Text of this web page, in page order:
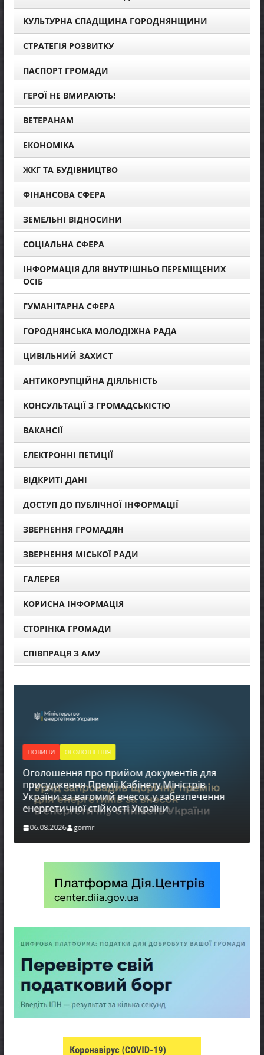
КУЛЬТУРНА СПАДЩИНА ГОРОДНЯНЩИНИ
СТРАТЕГІЯ РОЗВИТКУ
ПАСПОРТ ГРОМАДИ
ГЕРОЇ НЕ ВМИРАЮТЬ!
ВЕТЕРАНАМ
ЕКОНОМІКА
ЖКГ ТА БУДІВНИЦТВО
ФІНАНСОВА СФЕРА
ЗЕМЕЛЬНІ ВІДНОСИНИ
СОЦІАЛЬНА СФЕРА
ІНФОРМАЦІЯ ДЛЯ ВНУТРІШНЬО ПЕРЕМІЩЕНИХ
ОСІБ
ГУМАНІТАРНА СФЕРА
ГОРОДНЯНСЬКА МОЛОДІЖНА РАДА
ЦИВІЛЬНИЙ ЗАХИСТ
АНТИКОРУПЦІЙНА ДІЯЛЬНІСТЬ
КОНСУЛЬТАЦІЇ З ГРОМАДСЬКІСТЮ
ВАКАНСІЇ
ЕЛЕКТРОННІ ПЕТИЦІЇ
ВІДКРИТІ ДАНІ
ДОСТУП ДО ПУБЛІЧНОЇ ІНФОРМАЦІЇ
ЗВЕРНЕННЯ ГРОМАДЯН
ЗВЕРНЕННЯ МІСЬКОЇ РАДИ
ГАЛЕРЕЯ
КОРИСНА ІНФОРМАЦІЯ
СТОРІНКА ГРОМАДИ
СПІВПРАЦЯ З АМУ
НОВИНИ ОГОЛОШЕННЯ
Оголошення про прийом документів для
присудження Премії Кабінету Міністрів
України за вагомий внесок у забезпечення
енергетичної стійкості України
06.08.2026 gormr